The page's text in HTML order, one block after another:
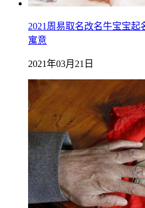
2021周易取名改名牛宝宝起
寓意
2021年03月21日